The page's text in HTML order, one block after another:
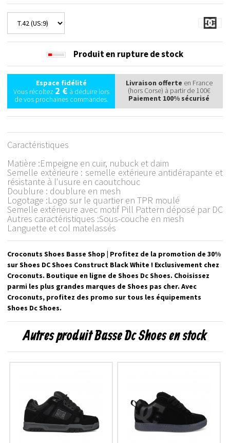
Produit en rupture de stock
Espace fidélité
Vous récoltez 2 €à déduire lors
de vos prochaines commandes.
Livraison offerte en France
(hors Corse) à partir de 100€
Paiement 100% sécurisé
Caractéristiques
Matière :Empeigne en cuir, nubuck et daim
Semelle extérieure : semelle extérieure antidérapante et
résistante à l'usure en caoutchouc
Doublure : doublure en mesh
Logotage :Logo sur le quartier en TPR moulé
Semelle extérieure avec motif Pill Pattern déposé par DC
Autres caractéristiques :Sous-couche en mesh
Languette et col matelassés
Croconuts Shoes Basse Shop | Profitez de la promotion de 30%
sur Shoes DC Shoes Construct Black White ! Exclusivement chez
Croconuts. Boutique en ligne de Shoes Dc Shoes. Choisissez
parmi les plus grandes marques de Shoes pas cher. Avec
Croconuts, profitez des promo sur tous les équipements
Shoes Dc Shoes.
Autres produit Basse Dc Shoes en stock